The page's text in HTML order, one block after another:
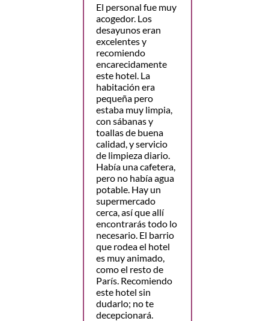
El personal fue muy
acogedor. Los
desayunos eran
excelentes y
recomiendo
encarecidamente
este hotel. La
habitación era
pequeña pero
estaba muy limpia,
con sábanas y
toallas de buena
calidad, y servicio
de limpieza diario.
Había una cafetera,
pero no había agua
potable. Hay un
supermercado
cerca, así que allí
encontrarás todo lo
necesario. El barrio
que rodea el hotel
es muy animado,
como el resto de
París. Recomiendo
este hotel sin
dudarlo; no te
decepcionará.